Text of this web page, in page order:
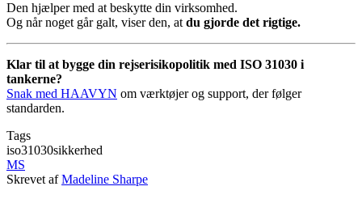
Den hjælper med at beskytte din virksomhed.
Og når noget går galt, viser den, at du gjorde det rigtige.
Klar til at bygge din rejserisikopolitik med ISO 31030 i
tankerne?
Snak med HAAVYN om værktøjer og support, der følger
standarden.
Tags
iso31030sikkerhed
MS
Skrevet af Madeline Sharpe